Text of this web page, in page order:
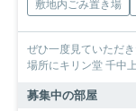
敷地内ごみ置き場
ぜひ一度見ていただ
場所にキリン堂 千中
募集中の部屋